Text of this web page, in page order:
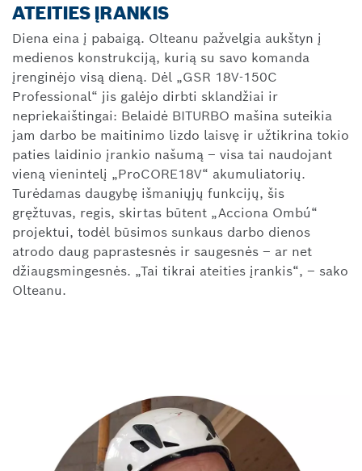
ATEITIES ĮRANKIS
Diena eina į pabaigą. Olteanu pažvelgia aukštyn į
medienos konstrukciją, kurią su savo komanda
įrenginėjo visą dieną. Dėl „GSR 18V-150C
Professional“ jis galėjo dirbti sklandžiai ir
nepriekaištingai: Belaidė BITURBO mašina suteikia
jam darbo be maitinimo lizdo laisvę ir užtikrina tokio
paties laidinio įrankio našumą – visa tai naudojant
vieną vienintelį „ProCORE18V“ akumuliatorių.
Turėdamas daugybę išmaniųjų funkcijų, šis
gręžtuvas, regis, skirtas būtent „Acciona Ombú“
projektui, todėl būsimos sunkaus darbo dienos
atrodo daug paprastesnės ir saugesnės – ar net
džiaugsmingesnės. „Tai tikrai ateities įrankis“, – sako
Olteanu.